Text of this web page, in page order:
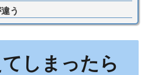
う
しまったら